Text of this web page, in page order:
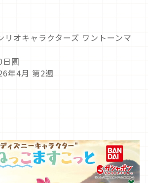
オキャラクターズ ワントーンマ
圓
年4月 第2週